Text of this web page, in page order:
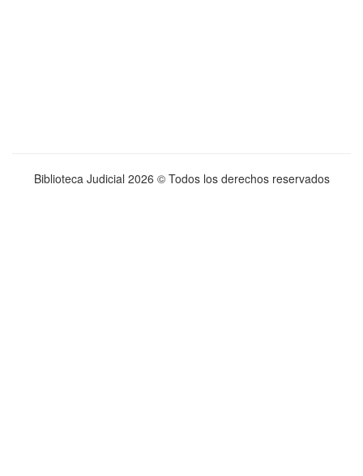
Biblioteca Judicial 2026 © Todos los derechos reservados